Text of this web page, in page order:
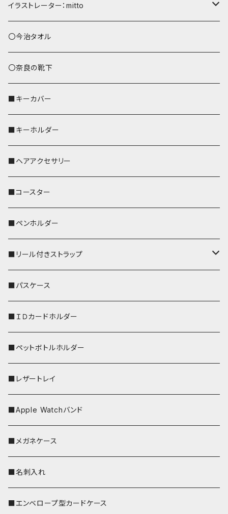
ショルダーバッグ
あずまバッグ
トートバッグ（L）
バッグインバッグ
イラストレーター：mitto
シマエナガ
ハシビロコウ
オカメインコ
歌うオカメちゃん
おかめ３兄弟
セキセイインコ
文鳥
鹿
ペンギン
〇今治タオル
〇奈良の靴下
■キーカバー
■キーホルダー
■ヘアアクセサリー
■コースター
■ペンホルダー
■リール付きストラップ
リールのみ
ストラップ付
■パスケース
■ＩＤカードホルダー
■ペットボトルホルダー
■レザートレイ
■Apple Watchバンド
■メガネケース
■名刺入れ
■エンベロープ型カードケース